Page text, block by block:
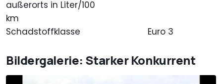
außerorts in Liter/100
km
Schadstoffklasse
Euro 3
Bildergalerie: Starker Konkurrent